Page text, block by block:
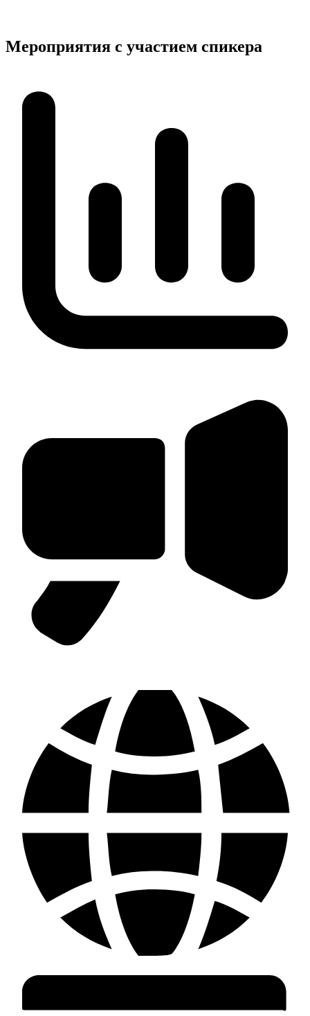
Мероприятия с участием спикера